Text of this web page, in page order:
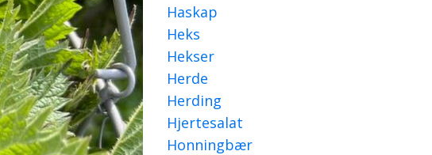
Haskap
Heks
Hekser
Herde
Herding
Hjertesalat
Honningbær